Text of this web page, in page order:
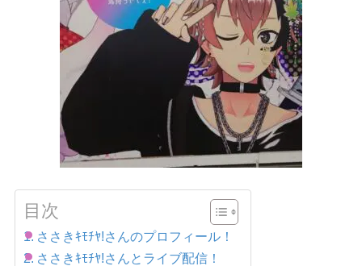
目次
ささきｷﾓﾁﾔ!さんのプロフィール！
ささきｷﾓﾁﾔ!さんとライブ配信！